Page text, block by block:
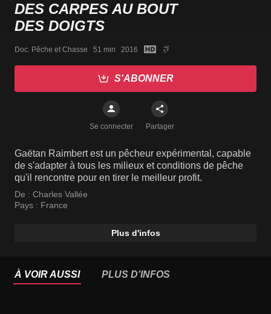
DES CARPES AU BOUT
DES DOIGTS
Doc. Pêche et Chasse   51 min   2016
S'ABONNER
Se connecter Partager
Gaëtan Raimbert est un pêcheur expérimental, capable
de s'adapter à tous les milieux et conditions de pêche
qu'il rencontre pour en tirer le meilleur profit.
De : Charles Vallée
Pays : France
Plus d'infos
À VOIR AUSSI PLUS D'INFOS